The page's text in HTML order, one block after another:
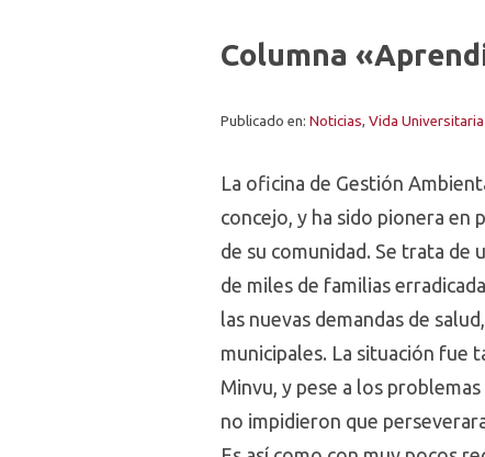
Columna
Publicado en: Noticias, Vida Universitaria
La oficina de Gestión
concejo, y ha sido pionera en
de su comunidad. Se trata de
de miles de familias
las nuevas demandas de
municipales. La situación fue
Minvu, y pese a los
no impidieron que